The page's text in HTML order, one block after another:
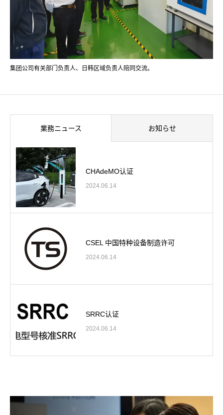
集团公司有关部门负责人、日韩区域负责人陪同交流。
業務ニュース お知らせ
CHAdeMO认证
2024.06.14
CSEL 中国特种设备制造许可
2024.06.14
SRRC认证
2024.06.14